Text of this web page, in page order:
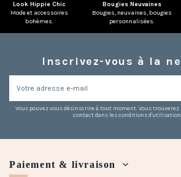
Look Hippie Chic
Mode et accessoires
bohèmes.
Bougies Neuvaines
Bougies, neuvaines, bougies
personnalisées.
Inscrivez-vous à la
Vous pouvez vous désinscrire à tout moment. Vous
contact dans les conditions d'utilisation
Paiement & livraison